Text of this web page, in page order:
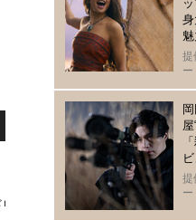
シャで撮影中リリー・コリンズか
提
ー
提
ー